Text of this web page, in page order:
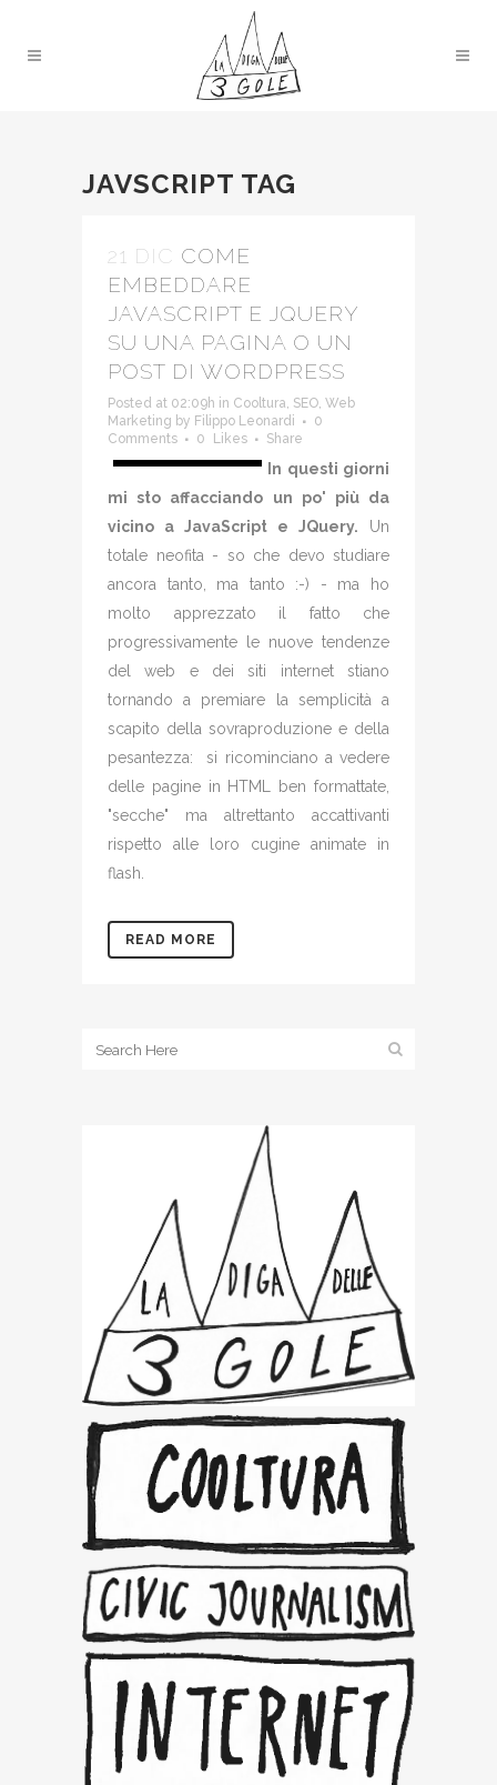
JAVSCRIPT TAG
21 DIC COME
EMBEDDARE
JAVASCRIPT E JQUERY
SU UNA PAGINA O UN
POST DI WORDPRESS
Posted at 02:09h in Cooltura, SEO, Web
Marketing by Filippo Leonardi
0
Comments
0 Likes Share
In questi giorni
mi sto affacciando un po' più da
vicino a JavaScript e JQuery. Un
totale neofita - so che devo studiare
ancora tanto, ma tanto :-) - ma ho
molto apprezzato il fatto che
progressivamente le nuove tendenze
del web e dei siti internet stiano
tornando a premiare la semplicità a
scapito della sovraproduzione e della
pesantezza: si ricominciano a vedere
delle pagine in HTML ben formattate,
"secche" ma altrettanto accattivanti
rispetto alle loro cugine animate in
flash.
READ MORE